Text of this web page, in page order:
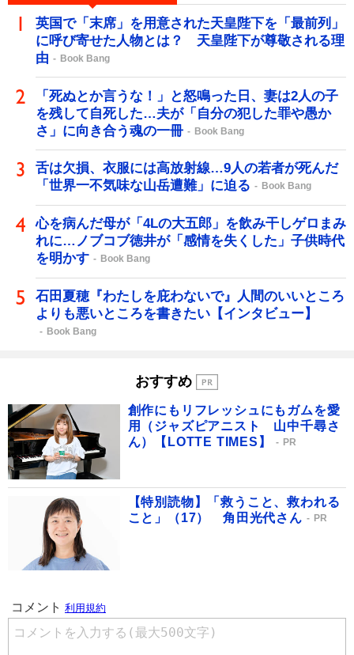
英国で「末席」を用意された天皇陛下を「最前列」
に呼び寄せた人物とは？ 天皇陛下が尊敬される理
由
Book Bang
「死ぬとか言うな！」と怒鳴った日、妻は2人の子
を残して自死した…夫が「自分の犯した罪や愚か
さ」に向き合う魂の一冊
Book Bang
舌は欠損、衣服には高放射線…9人の若者が死んだ
「世界一不気味な山岳遭難」に迫る
Book Bang
心を病んだ母が「4Lの大五郎」を飲み干しゲロまみ
れに…ノブコブ徳井が「感情を失くした」子供時代
を明かす
Book Bang
石田夏穂『わたしを庇わないで』人間のいいところ
よりも悪いところを書きたい【インタビュー】
Book Bang
おすすめ
創作にもリフレッシュにもガムを愛
用（ジャズピアニスト 山中千尋さ
ん）【LOTTE TIMES】
PR
【特別読物】「救うこと、救われる
こと」（17） 角田光代さん
PR